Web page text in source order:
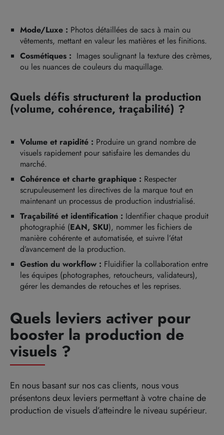
Mode/Luxe : Photos détaillées de sacs à main ou
vêtements, mettant en valeur les matières et les finitions.
Cosmétiques : Images soulignant la texture des crèmes,
ou les nuances de couleurs du maquillage.
Quels défis structurent la production
(volume, cohérence, traçabilité) ?
Volume et rapidité : Produire un grand nombre de
visuels rapidement pour satisfaire les demandes du
marché.
Cohérence et charte graphique : Respecter
scrupuleusement les directives de la marque tout en
maintenant un processus de production industrialisé.
Traçabilité et identification : Identifier chaque produit
photographié (EAN, SKU), nommer les fichiers de
manière cohérente et automatisée, et suivre l’état
d’avancement de la production.
Gestion du workflow : Fluidifier la collaboration entre
les équipes (photographes, retoucheurs, validateurs),
gérer les demandes de retouches et les reprises.
Quels leviers activer pour
booster la production de
visuels ?
En nous basant sur nos cas clients, nous vous
présentons deux leviers permettant à votre chaine de
production de visuels d’atteindre le niveau supérieur.